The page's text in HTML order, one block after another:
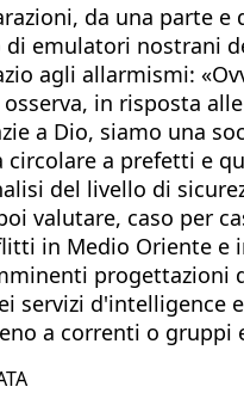
da una parte
emulatori nostrani
agli allarmismi:
in risposta
a Dio, siamo una
circolare a prefetti e
del livello di
valutare, caso per
in Medio Oriente e
progettazioni
servizi d'intelligence
a correnti o